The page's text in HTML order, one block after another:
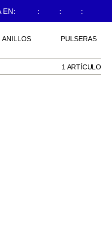
EN: : : :
ANILLOS PULSERAS
1 ARTÍCULO